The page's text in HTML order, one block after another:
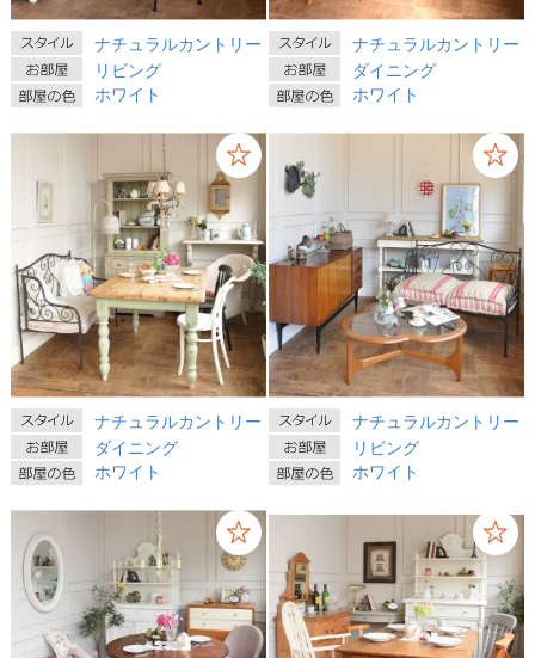
ナチュラルカントリー
リビング
ホワイト
ナチュラルカントリー
ダイニング
ホワイト
ナチュラルカントリー
ダイニング
ホワイト
ナチュラルカントリー
リビング
ホワイト